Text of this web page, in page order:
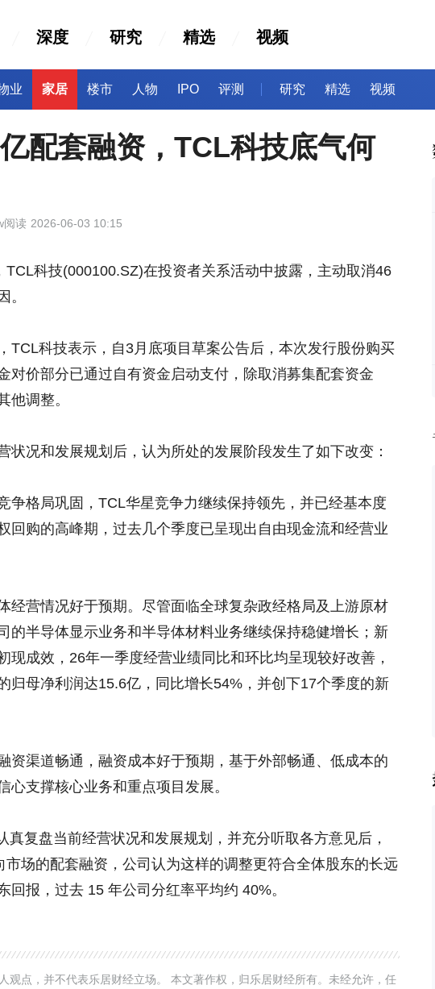
深度 研究 精选 视频
业 家居 楼市 人物 IPO 评测 研究 精选 视频
配套融资，TCL科技底气何
阅读 2026-06-03 10:15
TCL科技(000100.SZ)在投资者关系活动中披露，主动取消46
。
TCL科技表示，自3月底项目草案公告后，本次发行股份购买
对价部分已通过自有资金启动支付，除取消募集配套资金
他调整。
状况和发展规划后，认为所处的发展阶段发生了如下改变：
争格局巩固，TCL华星竞争力继续保持领先，并已经基本度
回购的高峰期，过去几个季度已呈现出自由现金流和经营业
经营情况好于预期。尽管面临全球复杂政经格局及上游原材
的半导体显示业务和半导体材料业务继续保持稳健增长；新
现成效，26年一季度经营业绩同比和环比均呈现较好改善，
归母净利润达15.6亿，同比增长54%，并创下17个季度的新
资渠道畅通，融资成本好于预期，基于外部畅通、低成本的
心支撑核心业务和重点项目发展。
真复盘当前经营状况和发展规划，并充分听取各方意见后，
市场的配套融资，公司认为这样的调整更符合全体股东的长远
回报，过去 15 年公司分红率平均约 40%。
观点，并不代表乐居财经立场。 本文著作权，归乐居财经所有。未经允许，任